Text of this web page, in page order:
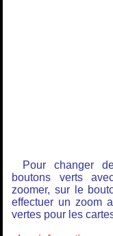
Pour changer
boutons verts
zoomer, sur le
effectuer un zoom
vertes pour les